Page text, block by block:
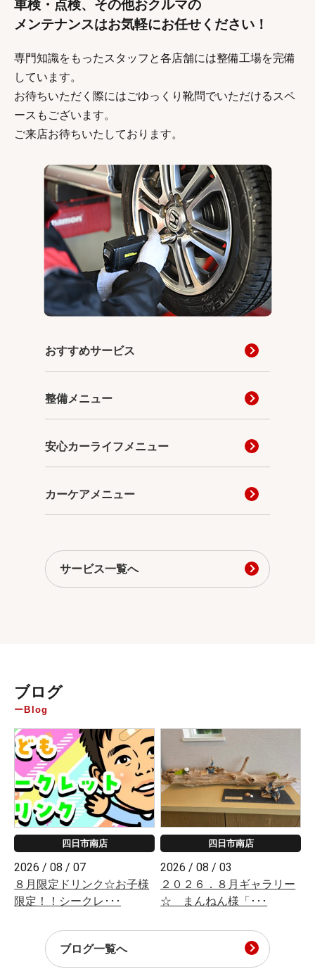
車検・点検、その他おクルマの
メンテナンスはお気軽にお任せください！
専門知識をもったスタッフと各店舗には整備工場を完備
しています。
お待ちいただく際にはごゆっくり靴問でいただけるスペ
ースもございます。
ご来店お待ちいたしております。
おすすめサービス
整備メニュー
安心カーライフメニュー
カーケアメニュー
サービス一覧へ
ブログ
Blog
四日市南店
2026 / 08 / 07
８月限定ドリンク☆お子様
限定！！シークレ･･･
四日市南店
2026 / 08 / 03
２０２６．８月ギャラリー
☆ まんねん様「･･･
ブログ一覧へ